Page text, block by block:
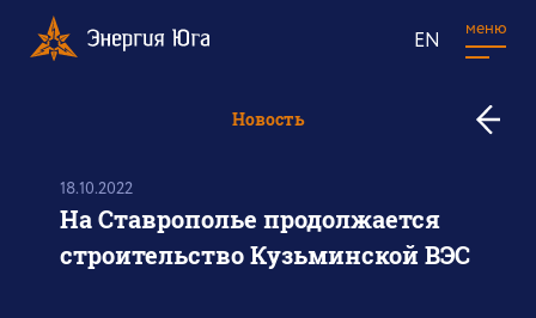
EN меню
Новость
18.10.2022
На Ставрополье продолжается
строительство Кузьминской ВЭС